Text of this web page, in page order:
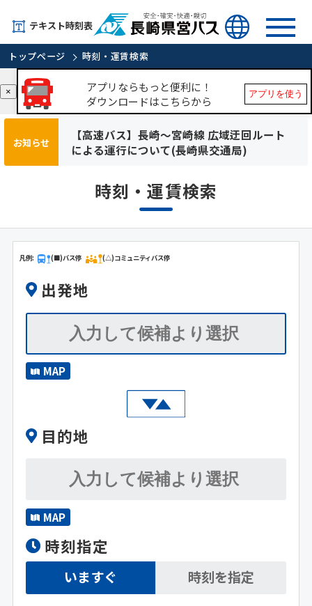
テキスト時刻表
トップページ 時刻・運賃検索
×
アプリならもっと便利に！
ダウンロードはこちらから
アプリを使う
お知らせ
【高速バス】長崎～宮崎線 広域迂回ルート
による運行について(長崎県交通局)
時刻・運賃検索
凡例: (■)バス停 (△)コミュニティバス停
出発地
MAP
目的地
MAP
時刻指定
いますぐ 時刻を指定